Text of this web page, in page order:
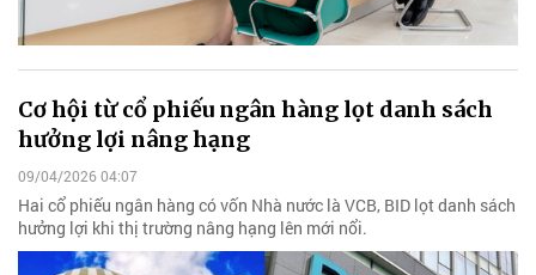
Cơ hội từ cổ phiếu ngân hàng lọt danh sách
hưởng lợi nâng hạng
09/04/2026 04:07
Hai cổ phiếu ngân hàng có vốn Nhà nước là VCB, BID lọt danh sách
hưởng lợi khi thị trường nâng hạng lên mới nổi.